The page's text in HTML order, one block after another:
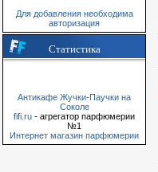
Для добавления необходима
авторизация
Статистика
Антикафе Жучки-Паучки на
Соколе
fifi.ru - агрегатор парфюмерии
№1
Интернет магазин парфюмерии